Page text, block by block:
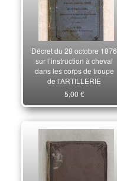
Décret du 28 octobre 1876
sur l’instruction à cheval
dans les corps de troupe
de l’ARTILLERIE
5,00 €